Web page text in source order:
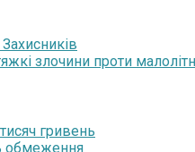
злочини проти
гривень
обмеження